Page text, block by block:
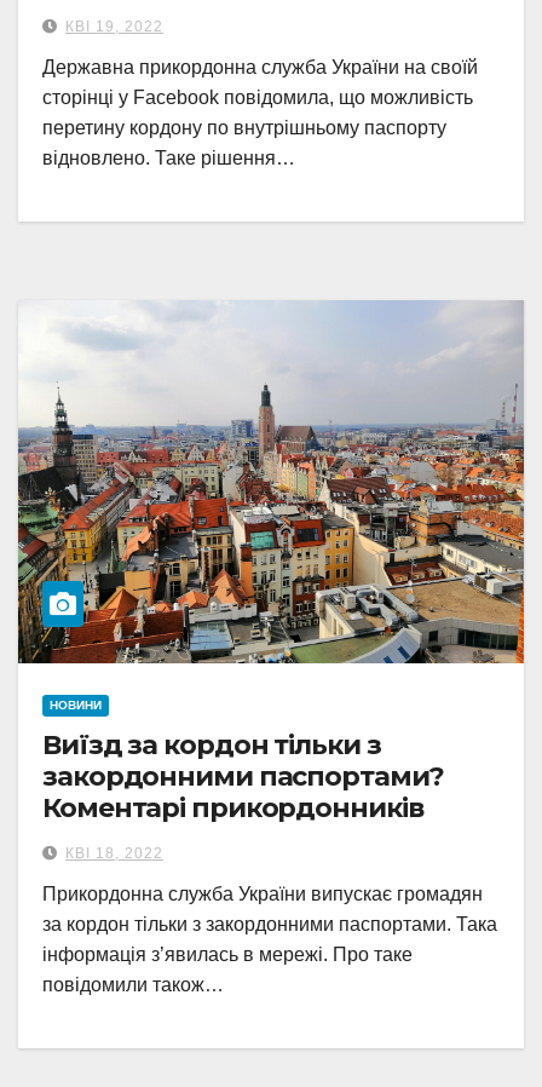
КВІ 19, 2022
Державна прикордонна служба України на своїй
сторінці у Facebook повідомила, що можливість
перетину кордону по внутрішньому паспорту
відновлено. Таке рішення…
НОВИНИ
Виїзд за кордон тільки з
закордонними паспортами?
Коментарі прикордонників
КВІ 18, 2022
Прикордонна служба України випускає громадян
за кордон тільки з закордонними паспортами. Така
інформація з’явилась в мережі. Про таке
повідомили також…